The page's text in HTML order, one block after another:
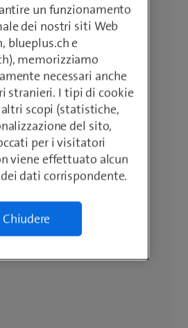
un funzionamento
dei nostri siti Web
blueplus.ch e
memorizziamo
necessari anche
stranieri. I tipi di cookie
scopi (statistiche,
del sito,
per i visitatori
viene effettuato alcun
dati corrispondente.
Chiudere